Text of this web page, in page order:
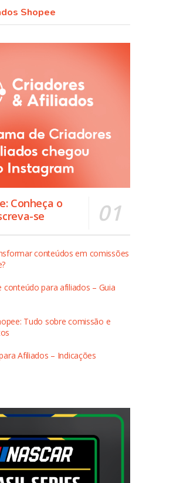
Shopee
Conheça o
se
conteúdos em comissões
conteúdo para afiliados – Guia
Tudo sobre comissão e
Afiliados – Indicações